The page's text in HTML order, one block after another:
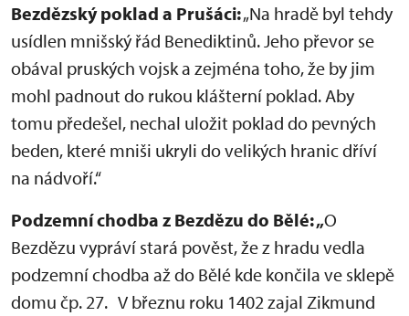
Bezdězský poklad a Prušáci:„Na hradě byl tehdy
usídlen mnišský řád Benediktinů. Jeho převor se
obával pruských vojsk a zejména toho, že by jim
mohl padnout do rukou klášterní poklad. Aby
tomu předešel, nechal uložit poklad do pevných
beden, které mniši ukryli do velikých hranic dříví
na nádvoří.“
Podzemní chodba z Bezdězu do Bělé: „O
Bezdězu vypráví stará pověst, že z hradu vedla
podzemní chodba až do Bělé kde končila ve sklepě
domu čp. 27. V březnu roku 1402 zajal Zikmund